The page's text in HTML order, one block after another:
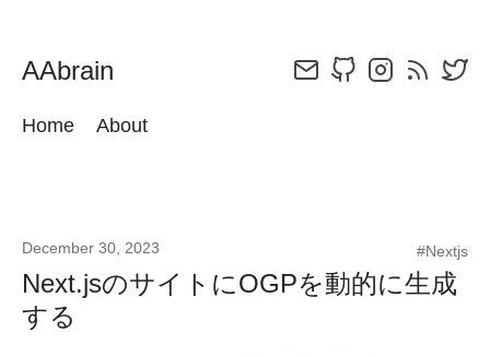
AAbrain
Home About
#Nextjs
December 30, 2023
Next.jsのサイトにOGPを動的に生成
する